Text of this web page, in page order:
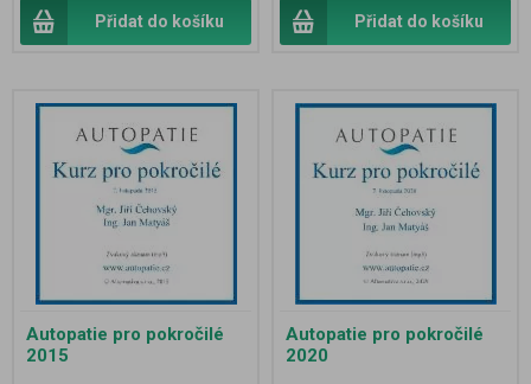
Přidat do košíku Přidat do košíku
Autopatie pro pokročilé
2015
Autopatie pro pokročilé
2020